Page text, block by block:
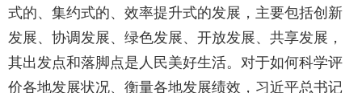
式的、集约式的、效率提升式的发展，主要包括创新
发展、协调发展、绿色发展、开放发展、共享发展，
其出发点和落脚点是人民美好生活。对于如何科学评
价各地发展状况、衡量各地发展绩效，习近平总书记